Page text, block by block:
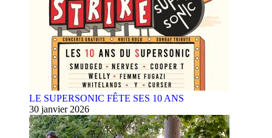
LE SUPERSONIC FÊTE SES 10 ANS
30 janvier 2026